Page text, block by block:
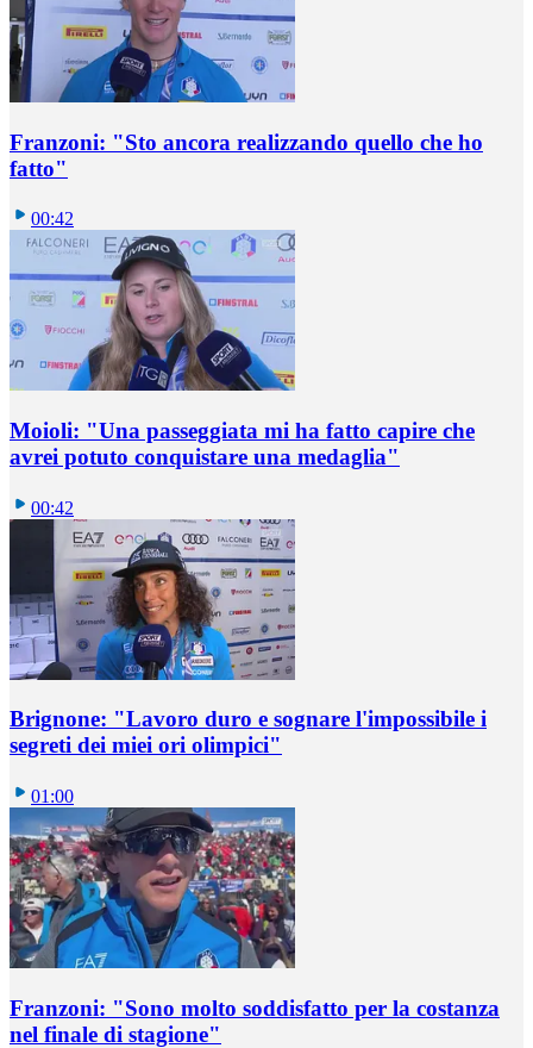
Franzoni: "Sto ancora realizzando quello che ho
fatto"
00:42
Moioli: "Una passeggiata mi ha fatto capire che
avrei potuto conquistare una medaglia"
00:42
Brignone: "Lavoro duro e sognare l'impossibile i
segreti dei miei ori olimpici"
01:00
Franzoni: "Sono molto soddisfatto per la costanza
nel finale di stagione"